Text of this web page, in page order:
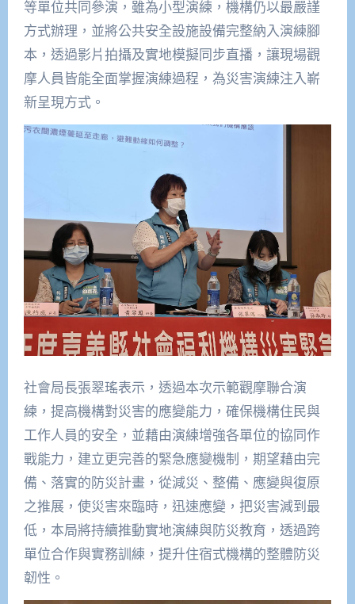
等單位共同參演，雖為小型演練，機構仍以最嚴謹
方式辦理，並將公共安全設施設備完整納入演練腳
本，透過影片拍攝及實地模擬同步直播，讓現場觀
摩人員皆能全面掌握演練過程，為災害演練注入嶄
新呈現方式。
社會局長張翠瑤表示，透過本次示範觀摩聯合演
練，提高機構對災害的應變能力，確保機構住民與
工作人員的安全，並藉由演練增強各單位的協同作
戰能力，建立更完善的緊急應變機制，期望藉由完
備、落實的防災計畫，從減災、整備、應變與復原
之推展，使災害來臨時，迅速應變，把災害減到最
低，本局將持續推動實地演練與防災教育，透過跨
單位合作與實務訓練，提升住宿式機構的整體防災
韌性。